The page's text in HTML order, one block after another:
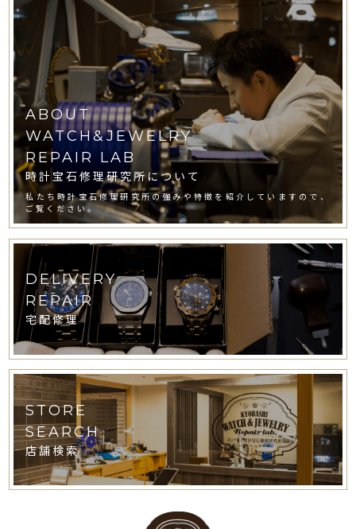
ABOUT
WATCH&JEWELRY
REPAIR LAB
時計宝石修理研究所について
私たち時計宝石修理研究所の強みや特徴を紹介していますので、
ご覧ください。
DELIVERY
REPAIR
宅配修理
STORE
SEARCH
店舗検索